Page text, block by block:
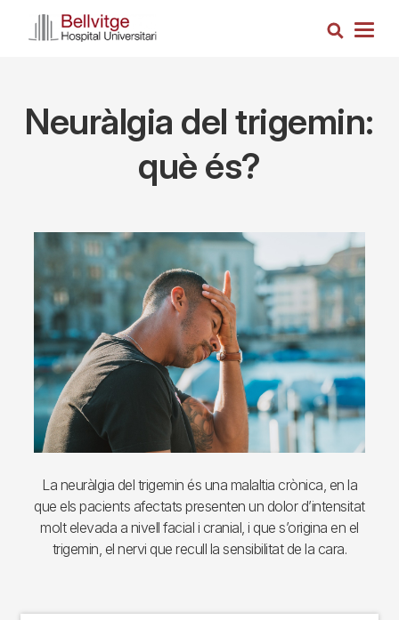
Search
Neuràlgia del trigemin:
què és?
La neuràlgia del trigemin és una malaltia crònica, en la
que els pacients afectats presenten un dolor d’intensitat
molt elevada a nivell facial i cranial, i que s’origina en el
trigemin, el nervi que recull la sensibilitat de la cara.